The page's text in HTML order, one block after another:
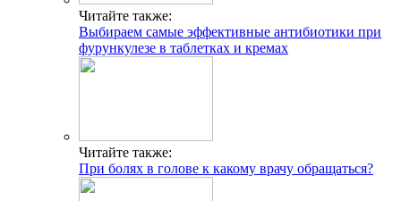
Читайте также:
Выбираем самые эффективные антибиотики при
фурункулезе в таблетках и кремах
Читайте также:
При болях в голове к какому врачу обращаться?